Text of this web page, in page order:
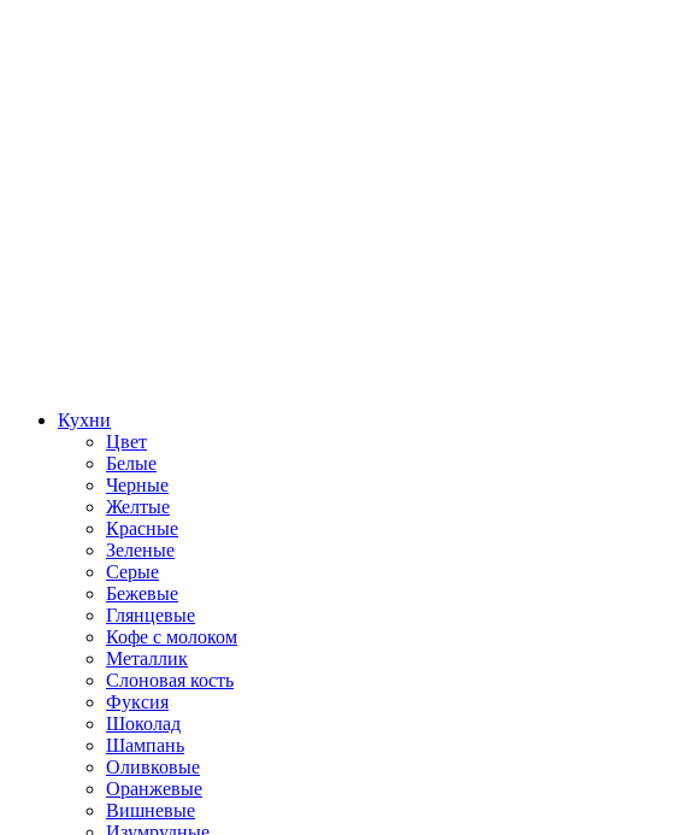
Кухни
Цвет
Белые
Черные
Желтые
Красные
Зеленые
Серые
Бежевые
Глянцевые
Кофе с молоком
Металлик
Слоновая кость
Фуксия
Шоколад
Шампань
Оливковые
Оранжевые
Вишневые